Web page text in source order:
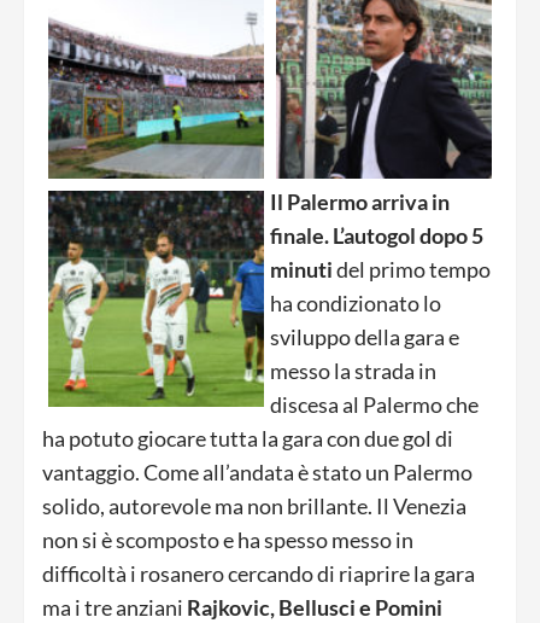
Il Palermo arriva in
finale. L’autogol dopo 5
minutidel primo tempo
ha condizionato lo
sviluppo della gara e
messo la strada in
discesa al Palermo che
ha potuto giocare tutta la gara con due gol di
vantaggio. Come all’andata è stato un Palermo
solido, autorevole ma non brillante. Il Venezia
non si è scomposto e ha spesso messo in
difficoltà i rosanero cercando di riaprire la gara
ma i tre anziani Rajkovic, Bellusci e Pomini